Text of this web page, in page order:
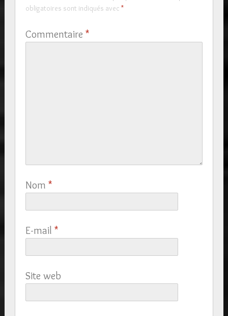
obligatoires sont indiqués avec *
Commentaire *
Nom *
E-mail *
Site web